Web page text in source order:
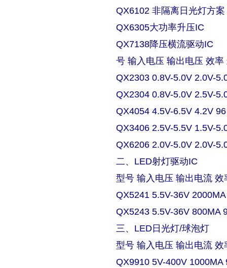
QX6102 非隔离日光灯方案
QX6305大功率升压IC
QX7138降压横流驱动IC
号 输入电压 输出电压 效率
QX2303 0.8V-5.0V 2.0V-
QX2304 0.8V-5.0V 2.5V-
QX4054 4.5V-6.5V 4.2V
QX3406 2.5V-5.5V 1.5V-
QX6206 2.0V-5.0V 2.0V-
二、LED射灯驱动IC
型号 输入电压 输出电流 效
QX5241 5.5V-36V
QX5243 5.5V-36V 800MA
三、LED日光灯/球泡灯
型号 输入电压 输出电流 效
QX9910 5V-400V 1000MA